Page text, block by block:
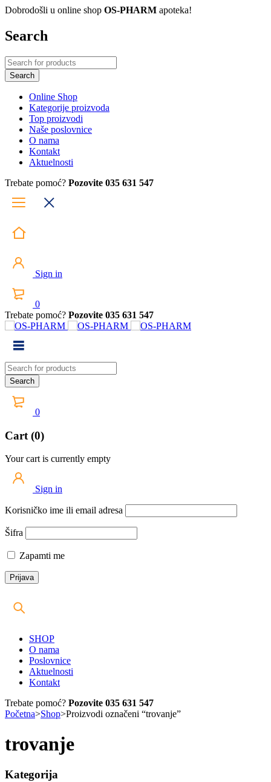
Dobrodošli u online shop OS-PHARM apoteka!
Search
Online Shop
Kategorije proizvoda
Top proizvodi
Naše poslovnice
O nama
Kontakt
Aktuelnosti
Trebate pomoć? Pozovite 035 631 547
Sign in
0
Trebate pomoć? Pozovite 035 631 547
0
Cart (0)
Your cart is currently empty
Sign in
Korisničko ime ili email adresa
Šifra
Zapamti me
SHOP
O nama
Poslovnice
Aktuelnosti
Kontakt
Trebate pomoć? Pozovite 035 631 547
Početna>Shop>Proizvodi označeni “trovanje”
trovanje
Kategorija